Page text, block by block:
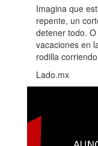
Imagina que
repente, un
detener todo.
vacaciones en
rodilla
Lado.mx